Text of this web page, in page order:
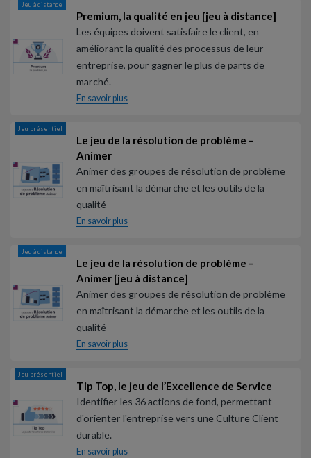
Jeu à distance
Premium, la qualité en jeu [jeu à distance]
Les équipes doivent satisfaire le client, en
améliorant la qualité des processus de leur
entreprise, pour gagner le plus de parts de
marché.
En savoir plus
Jeu présentiel
Le jeu de la résolution de problème –
Animer
Animer des groupes de résolution de problème
en maîtrisant la démarche et les outils de la
qualité
En savoir plus
Jeu à distance
Le jeu de la résolution de problème –
Animer [jeu à distance]
Animer des groupes de résolution de problème
en maîtrisant la démarche et les outils de la
qualité
En savoir plus
Jeu présentiel
Tip Top, le jeu de l’Excellence de Service
Identifier les 36 actions de fond, permettant
d'orienter l'entreprise vers une Culture Client
durable.
En savoir plus